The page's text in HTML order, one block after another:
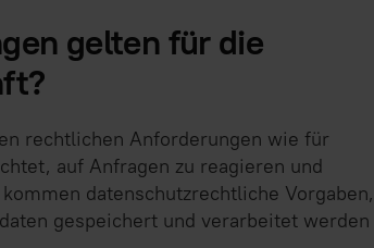
gelten für die
rechtlichen Anforderungen wie für
auf Anfragen zu reagieren und
datenschutzrechtliche Vorgaben,
gespeichert und verarbeitet werden